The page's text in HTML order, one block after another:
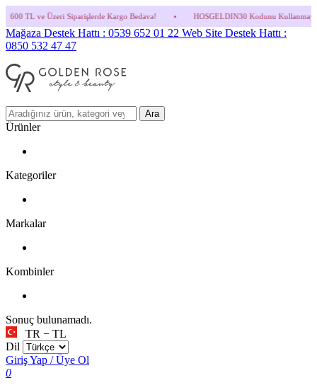
Kargo Bedava! • HOSGELDIN30 Kodunu Kullanmayı Unutma! (Parfüm
Mağaza Destek Hattı : 0539 652 01 22 Web Site Destek Hattı :
0850 532 47 47
Ara
Ürünler
Kategoriler
Markalar
Kombinler
Sonuç bulunamadı.
TR − TL
Dil
Giriş Yap / Üye Ol
0